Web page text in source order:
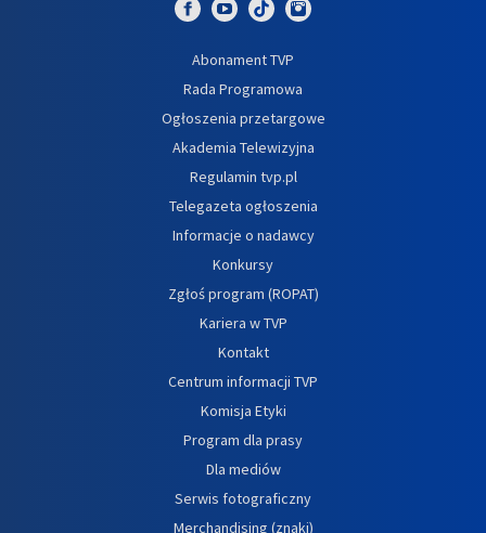
Abonament TVP
Rada Programowa
Ogłoszenia przetargowe
Akademia Telewizyjna
Regulamin tvp.pl
Telegazeta ogłoszenia
Informacje o nadawcy
Konkursy
Zgłoś program (ROPAT)
Kariera w TVP
Kontakt
Centrum informacji TVP
Komisja Etyki
Program dla prasy
Dla mediów
Serwis fotograficzny
Merchandising (znaki)